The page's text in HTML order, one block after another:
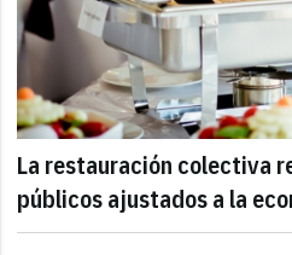
La restauración colectiva
públicos ajustados a la